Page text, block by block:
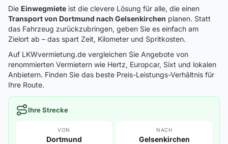
Die Einwegmiete ist die clevere Lösung für alle, die einen
Transport von Dortmund nach Gelsenkirchen planen. Statt
das Fahrzeug zurückzubringen, geben Sie es einfach am
Zielort ab – das spart Zeit, Kilometer und Spritkosten.
Auf LKWvermietung.de vergleichen Sie Angebote von
renommierten Vermietern wie Hertz, Europcar, Sixt und lokalen
Anbietern. Finden Sie das beste Preis-Leistungs-Verhältnis für
Ihre Route.
Ihre Strecke
VON
Dortmund
NACH
Gelsenkirchen